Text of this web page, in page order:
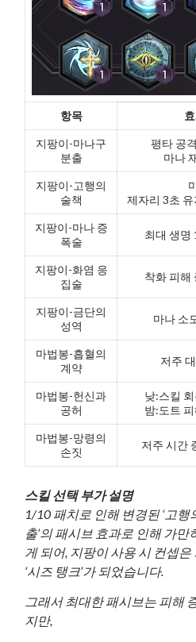
항목
지팡이-마나구
분출
평타 공
마나
지팡이-고행의
술책
제자리 3초
지팡이-마나 증
폭술
최대 생명
지팡이-화염 응
집술
착화 피해
지팡이-금단의
성역
마나 소
마법봉-흡혈의
계약
저주
마법봉-헌신과
공허
낮:스킬
밤:도트
마법봉-망령의
손짓
저주 시간
스킬 선택 부가 설명
1/10 패치로 인해 변경된 ‘고행
출’의 패시브 효과로 인해 가
게 되어, 지팡이 사용 시 컨셉
‘시즈 탱크’가 되었습니다.
그래서 최대한 패시브는 피해
지만,